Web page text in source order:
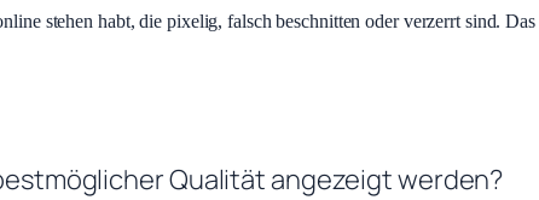
stehen habt, die pixelig, falsch beschnitten oder verzerrt sind.
Qualität angezeigt werden?